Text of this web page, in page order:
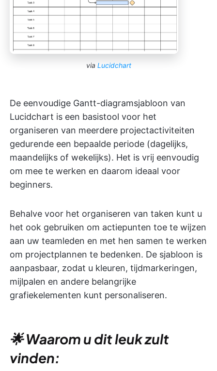
via Lucidchart
De eenvoudige Gantt-diagramsjabloon van
Lucidchart is een basistool voor het
organiseren van meerdere projectactiviteiten
gedurende een bepaalde periode (dagelijks,
maandelijks of wekelijks). Het is vrij eenvoudig
om mee te werken en daarom ideaal voor
beginners.
Behalve voor het organiseren van taken kunt u
het ook gebruiken om actiepunten toe te wijzen
aan uw teamleden en met hen samen te werken
om projectplannen te bedenken. De sjabloon is
aanpasbaar, zodat u kleuren, tijdmarkeringen,
mijlpalen en andere belangrijke
grafiekelementen kunt personaliseren.
🌟 Waarom u dit leuk zult
vinden: